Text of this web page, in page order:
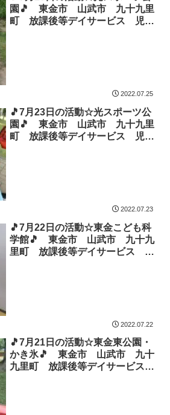
園🎵 東金市 山武市 九十九里
町 放課後等デイサービス 児童
2022.07.25
🎵7月23日の活動☆光スポーツ公
園🎵 東金市 山武市 九十九里
町 放課後等デイサービス 児童
2022.07.23
🎵7月22日の活動☆東金こども科
学館🎵 東金市 山武市 九十九
里町 放課後等デイサービス 児
2022.07.22
🎵7月21日の活動☆東金東公園・
かき氷🎵 東金市 山武市 九十
九里町 放課後等デイサービス